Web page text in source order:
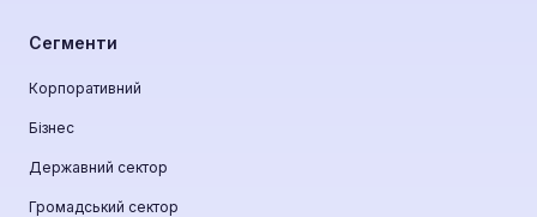
Сегменти
Корпоративний
Бізнес
Державний сектор
Громадський сектор